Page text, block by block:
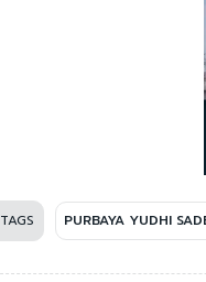
TAGS PURBAYA YUDHI